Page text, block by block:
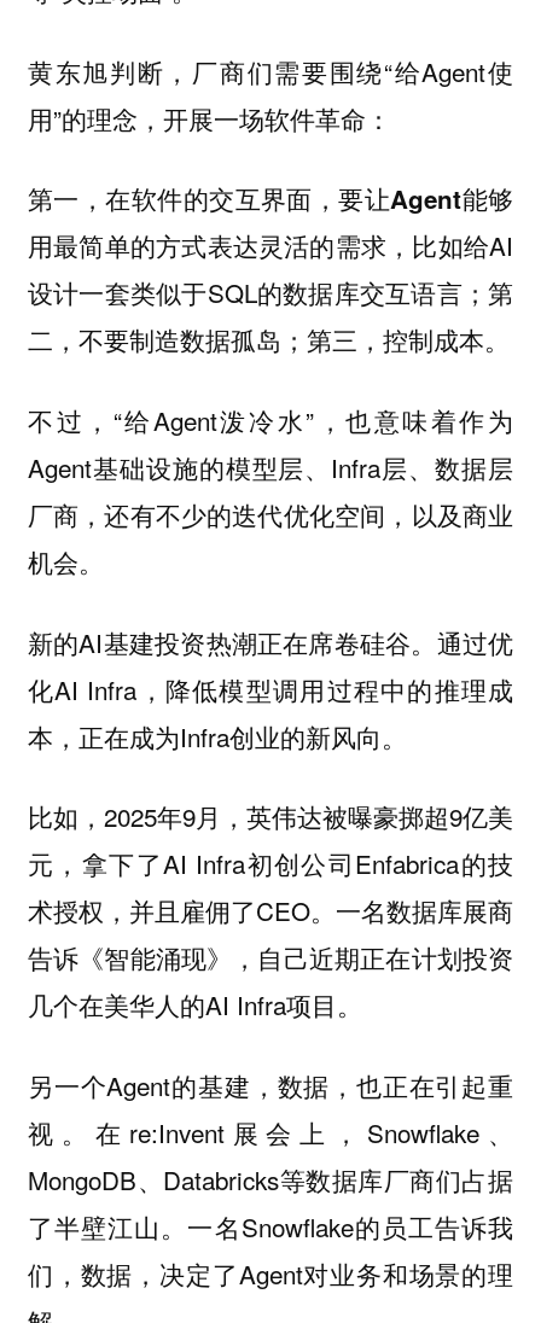
黄东旭判断，厂商们需要围绕“给Agent使
用”的理念，开展一场软件革命：
第一，在软件的交互界面，要让Agent能够
用最简单的方式表达灵活的需求 ，比如给AI
设计一套类似于SQL的数据库交互语言；第
二，不要制造数据孤岛；第三，控制成本。
不过，“给Agent泼冷水”，也意味着作为
Agent基础设施的模型层、Infra层、数据层
厂商，还有不少的迭代优化空间，以及商业
机会。
新的AI基建投资热潮正在席卷硅谷。通过优
化AI Infra，降低模型调用过程中的推理成
本，正在成为Infra创业的新风向。
比如，2025年9月，英伟达被曝豪掷超9亿美
元，拿下了AI Infra初创公司Enfabrica的技
术授权，并且雇佣了CEO。一名数据库展商
告诉《智能涌现》，自己近期正在计划投资
几个在美华人的AI Infra项目。
另一个Agent的基建，数据，也正在引起重
视。在re:Invent展会上，Snowflake、
MongoDB、Databricks等数据库厂商们占据
了半壁江山。一名Snowflake的员工告诉我
们，数据，决定了Agent对业务和场景的理